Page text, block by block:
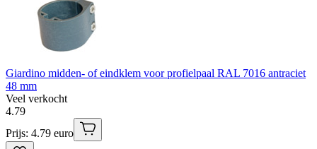
Giardino midden- of eindklem voor profielpaal RAL 7016 antraciet
48 mm
Veel verkocht
4.79
Prijs: 4.79 euro